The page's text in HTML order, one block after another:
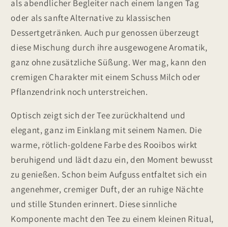
als abendlicher Begleiter nach einem langen Tag
oder als sanfte Alternative zu klassischen
Dessertgetränken. Auch pur genossen überzeugt
diese Mischung durch ihre ausgewogene Aromatik,
ganz ohne zusätzliche Süßung. Wer mag, kann den
cremigen Charakter mit einem Schuss Milch oder
Pflanzendrink noch unterstreichen.
Optisch zeigt sich der Tee zurückhaltend und
elegant, ganz im Einklang mit seinem Namen. Die
warme, rötlich-goldene Farbe des Rooibos wirkt
beruhigend und lädt dazu ein, den Moment bewusst
zu genießen. Schon beim Aufguss entfaltet sich ein
angenehmer, cremiger Duft, der an ruhige Nächte
und stille Stunden erinnert. Diese sinnliche
Komponente macht den Tee zu einem kleinen Ritual,